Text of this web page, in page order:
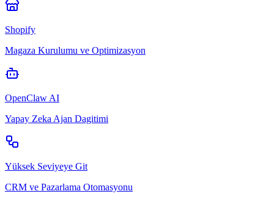
Shopify
Magaza Kurulumu ve Optimizasyon
OpenClaw AI
Yapay Zeka Ajan Dagitimi
Yüksek Seviyeye Git
CRM ve Pazarlama Otomasyonu